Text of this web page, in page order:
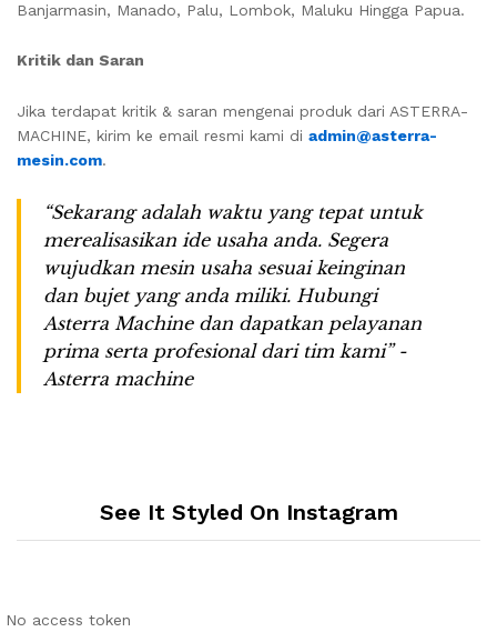
Banjarmasin, Manado, Palu, Lombok, Maluku Hingga Papua.
Kritik dan Saran
Jika terdapat kritik & saran mengenai produk dari ASTERRA-
MACHINE, kirim ke email resmi kami di admin@asterra-
mesin.com.
“Sekarang adalah waktu yang tepat untuk
merealisasikan ide usaha anda. Segera
wujudkan mesin usaha sesuai keinginan
dan bujet yang anda miliki. Hubungi
Asterra Machine dan dapatkan pelayanan
prima serta profesional dari tim kami” -
Asterra machine
See It Styled On Instagram
No access token